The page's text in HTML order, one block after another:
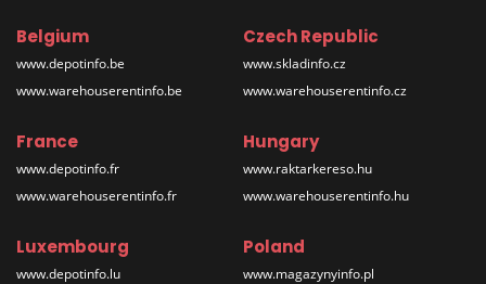
Belgium
www.depotinfo.be
www.warehouserentinfo.be
Czech Republic
www.skladinfo.cz
www.warehouserentinfo.cz
France
www.depotinfo.fr
www.warehouserentinfo.fr
Hungary
www.raktarkereso.hu
www.warehouserentinfo.hu
Luxembourg
www.depotinfo.lu
Poland
www.magazynyinfo.pl